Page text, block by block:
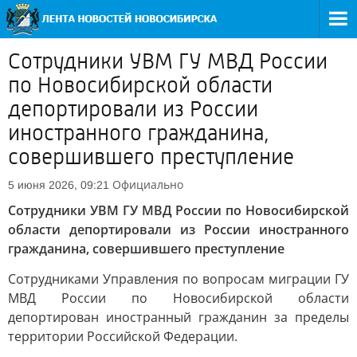
Сотрудники УВМ ГУ МВД России
по Новосибирской области
депортировали из России
иностранного гражданина,
совершившего преступление
5 июня 2026, 09:21 Официально
Сотрудники УВМ ГУ МВД России по Новосибирской
области депортировали из России иностранного
гражданина, совершившего преступление
Сотрудниками Управления по вопросам миграции ГУ
МВД России по Новосибирской области
депортирован иностранный гражданин за пределы
территории Российской Федерации.